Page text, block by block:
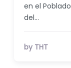
en el
del…
by THT